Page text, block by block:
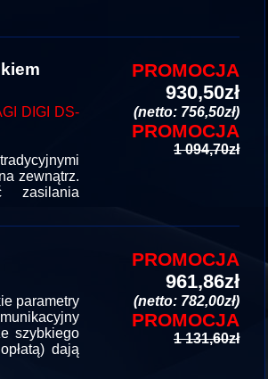
DIGI DS-
zewnątrz.
zasilania
PROMOCJA
930,50zł
(netto: 756,50zł)
PROMOCJA
1 094,70zł
parametry
szybkiego
dają
PROMOCJA
961,86zł
(netto: 782,00zł)
PROMOCJA
1 131,60zł